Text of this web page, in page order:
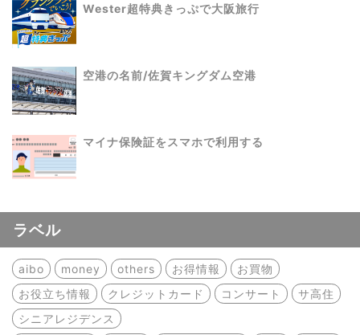
Wester超特典きっぷで大阪旅行
空港の名前/佐賀キングダム空港
マイナ保険証をスマホで利用する
ラベル
aibo money others お得情報
お買物
お役立ち情報
クレジットカード コンサート
サ高住
シニアレジデンス